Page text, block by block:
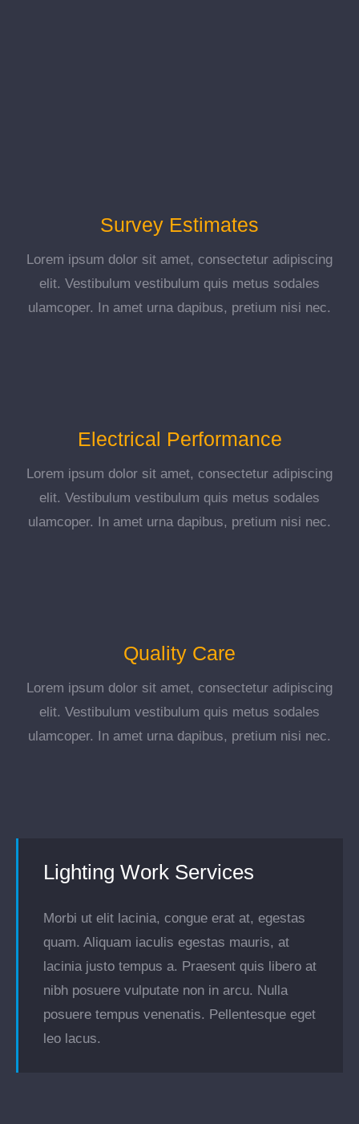
Survey Estimates
Lorem ipsum dolor sit amet, consectetur adipiscing
elit. Vestibulum vestibulum quis metus sodales
ulamcoper. In amet urna dapibus, pretium nisi nec.
Electrical Performance
Lorem ipsum dolor sit amet, consectetur adipiscing
elit. Vestibulum vestibulum quis metus sodales
ulamcoper. In amet urna dapibus, pretium nisi nec.
Quality Care
Lorem ipsum dolor sit amet, consectetur adipiscing
elit. Vestibulum vestibulum quis metus sodales
ulamcoper. In amet urna dapibus, pretium nisi nec.
Lighting Work Services
Morbi ut elit lacinia, congue erat at, egestas
quam. Aliquam iaculis egestas mauris, at
lacinia justo tempus a. Praesent quis libero at
nibh posuere vulputate non in arcu. Nulla
posuere tempus venenatis. Pellentesque eget
leo lacus.